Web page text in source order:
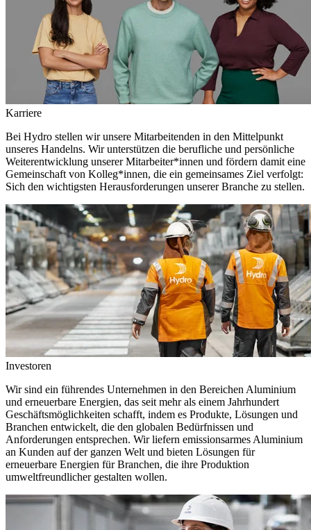
Karriere
Bei Hydro stellen wir unsere Mitarbeitenden in den Mittelpunkt
unseres Handelns. Wir unterstützen die berufliche und persönliche
Weiterentwicklung unserer Mitarbeiter*innen und fördern damit eine
Gemeinschaft von Kolleg*innen, die ein gemeinsames Ziel verfolgt:
Sich den wichtigsten Herausforderungen unserer Branche zu stellen.
Investoren
Wir sind ein führendes Unternehmen in den Bereichen Aluminium
und erneuerbare Energien, das seit mehr als einem Jahrhundert
Geschäftsmöglichkeiten schafft, indem es Produkte, Lösungen und
Branchen entwickelt, die den globalen Bedürfnissen und
Anforderungen entsprechen. Wir liefern emissionsarmes Aluminium
an Kunden auf der ganzen Welt und bieten Lösungen für
erneuerbare Energien für Branchen, die ihre Produktion
umweltfreundlicher gestalten wollen.